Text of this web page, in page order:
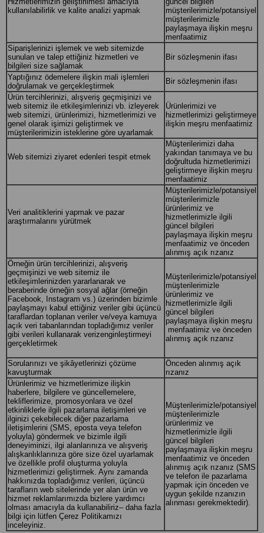
kullanılabilirlik ve kalite analizi yapmak
müşterilerimizle/potansiyel
müşterilerimizle
paylaşmaya ilişkin meşru
menfaatimiz
Siparişlerinizi işlemek ve web sitemizde
sunulan ve talep ettiğiniz hizmetleri ve
bilgileri size sağlamak
Bir sözleşmenin ifası
Yaptığınız ödemelere ilişkin mali işlemleri
doğrulamak ve gerçekleştirmek
Bir sözleşmenin ifası
Ürün tercihlerinizi, alışveriş geçmişinizi ve
web sitemiz ile etkileşimlerinizi vb. izleyerek
web sitemizi, ürünlerimizi, hizmetlerimizi ve
genel olarak işimizi geliştirmek ve
müşterilerimizin isteklerine göre uyarlamak
Ürünlerimizi ve
hizmetlerimizi geliştirmeye
ilişkin meşru menfaatimiz
Web sitemizi ziyaret edenleri tespit etmek
Müşterilerimizi daha
yakından tanımaya ve bu
doğrultuda hizmetlerimizi
geliştirmeye ilişkin meşru
menfaatimiz
Veri analitiklerini yapmak ve pazar
araştırmalarını yürütmek
Müşterilerimizle/potansiyel
müşterilerimizle
ürünlerimiz ve
hizmetlerimizle ilgili
güncel bilgileri
paylaşmaya ilişkin meşru
menfaatimiz ve önceden
alınmış açık rızanız
Örneğin ürün tercihlerinizi, alışveriş
geçmişinizi ve web sitemiz ile
etkileşimlerinizden yararlanarak ve
beraberinde örneğin sosyal ağlar (örneğin
Facebook, Instagram vs.) üzerinden bizimle
paylaşmayı kabul ettiğiniz veriler gibi üçüncü
taraflardan toplanan veriler ve/veya kamuya
açık veri tabanlarından topladığımız veriler
gibi verileri kullanarak verizenginleştirmeyi
gerçekletirmek
Müşterilerimizle/potansiyel
müşterilerimizle
ürünlerimiz ve
hizmetlerimizle ilgili
güncel bilgileri
paylaşmaya ilişkin meşru
menfaatimiz ve önceden
alınmış açık rızanız
Sorularınızı ve şikâyetlerinizi çözüme
kavuşturmak
Önceden alınmış açık
rızanız
Ürünlerimiz ve hizmetlerimize ilişkin
haberlere, bilgilere ve güncellemelere,
tekliflerimize, promosyonlara ve özel
etkinliklerle ilgili pazarlama iletişimleri ve
ilginizi çekebilecek diğer pazarlama
iletişimlerini (SMS, eposta veya telefon
yoluyla) göndermek ve bizimle ilgili
deneyiminizi, ilgi alanlarınıza ve alışveriş
alışkanlıklarınıza göre size özel uyarlamak
ve özellikle profil oluşturma yoluyla
hizmetlerimizi geliştirmek. Aynı zamanda
hakkınızda topladığımız verileri, üçüncü
tarafların web sitelerinde yer alan ürün ve
hizmet reklamlarımızda bizlere yardımcı
olması amacıyla da kullanabiliriz– daha fazla
bilgi için lütfen Çerez Politikamızı
inceleyiniz.
Müşterilerimizle/potansiyel
müşterilerimizle
ürünlerimiz ve
hizmetlerimizle ilgili
güncel bilgileri
paylaşmaya ilişkin meşru
menfaatimiz ve önceden
alınmış açık rızanız (SMS
ve telefon ile pazarlama
yapmak için önceden ve
uygun şekilde rızanızın
alınması gerekmektedir).